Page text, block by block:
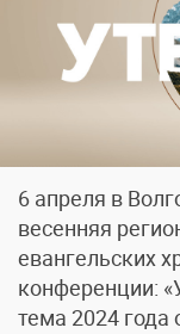
6 апреля в
весенняя
евангельских
конференции:
тема 2024 года